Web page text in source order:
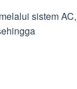
sistem AC,